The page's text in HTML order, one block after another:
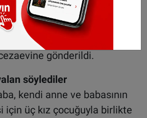
öldüğünü kesin olarak ortaya
anne ve baba kısa süreli
ardından gözaltına alındı
gönderildi.
söylediler
kendi anne ve babasının
için üç kız çocuğuyla birlikte